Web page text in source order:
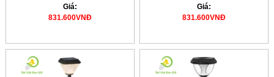
Giá:
831.600VNĐ
Giá:
831.600VNĐ